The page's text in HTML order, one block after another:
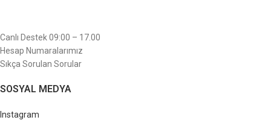
Canlı Destek 09:00 – 17.00
Hesap Numaralarımız
Sıkça Sorulan Sorular
SOSYAL MEDYA
Instagram